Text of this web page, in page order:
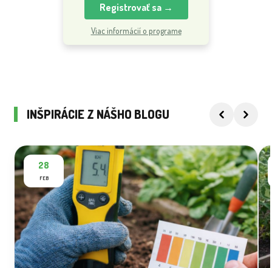
Registrovať sa →
Viac informácií o programe
INŠPIRÁCIE Z NÁŠHO BLOGU
28
FEB